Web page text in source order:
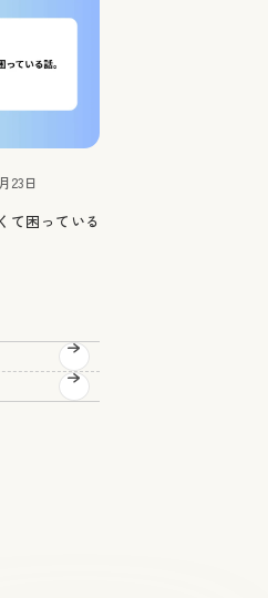
23日
て困っている